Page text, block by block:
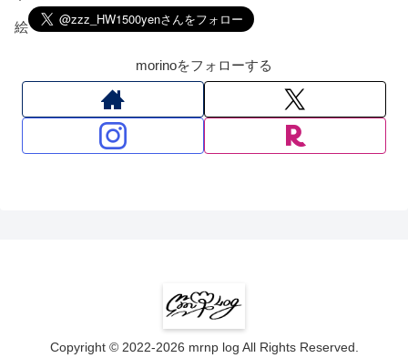
絵
morinoをフォローする
Copyright © 2022-2026 mrnp log All Rights Reserved.